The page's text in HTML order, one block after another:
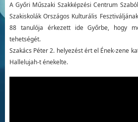
A Győri Műszaki Szakképzési Centrum
Szakiskolák Országos Kulturális
88 tanulója érkezett ide Győrbe, hogy
tehetségét.
Szakács Péter 2. helyezést ért el Ének-zene
Hallelujah-t énekelte.